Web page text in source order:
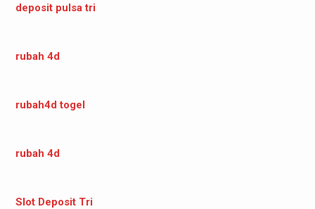
deposit pulsa tri
rubah 4d
rubah4d togel
rubah 4d
Slot Deposit Tri